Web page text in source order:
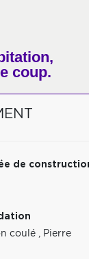
coup.
de
coulé , Pierre